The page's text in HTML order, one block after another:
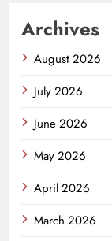
Archives
August 2026
July 2026
June 2026
May 2026
April 2026
March 2026